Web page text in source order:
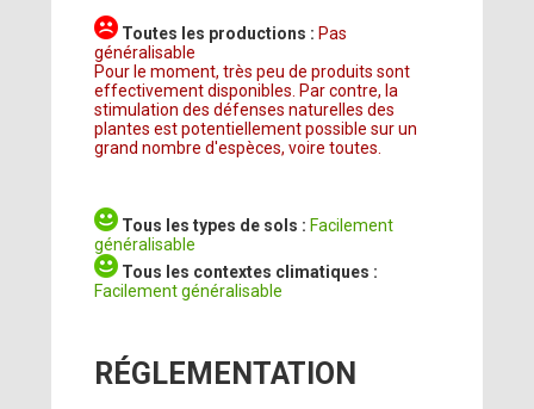
Toutes les productions : Pas
généralisable
Pour le moment, très peu de produits sont
effectivement disponibles. Par contre, la
stimulation des défenses naturelles des
plantes est potentiellement possible sur un
grand nombre d'espèces, voire toutes.
Tous les types de sols : Facilement
généralisable
Tous les contextes climatiques :
Facilement généralisable
RÉGLEMENTATION